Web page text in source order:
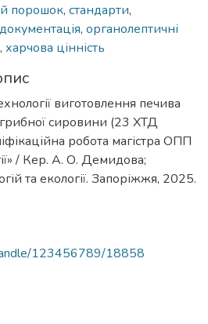
порошок, стандарти,
, органолептичні
, харчова цінність
виготовлення печива
грибної сировини (23 ХТД
робота магістра ОПП
/ Кер. А. О. Демидова;
та екології. Запоріжжя, 2025.
123456789/18858